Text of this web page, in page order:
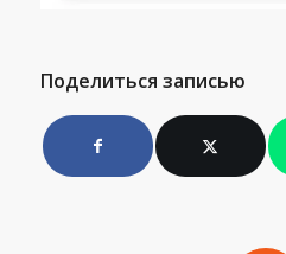
Поделиться записью